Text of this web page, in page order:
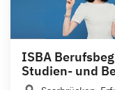
ISBA
Studien- und